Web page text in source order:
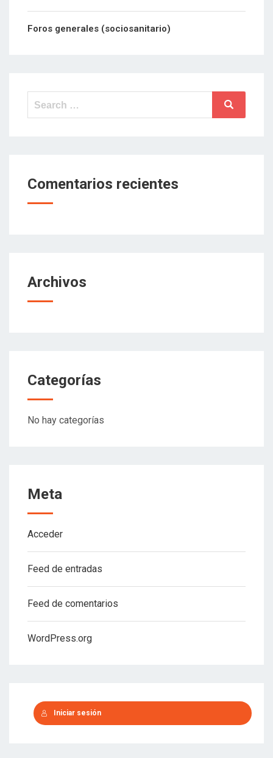
Foros generales (sociosanitario)
Search
Search
Comentarios recientes
Archivos
Categorías
No hay categorías
Meta
Acceder
Feed de entradas
Feed de comentarios
WordPress.org
Iniciar sesión